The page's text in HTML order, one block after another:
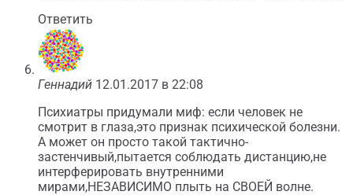
Ответить
Геннадий 12.01.2017 в 22:08
Психиатры придумали миф: если человек не
смотрит в глаза,это признак психической болезни.
А может он просто такой тактично-
застенчивый,пытается соблюдать дистанцию,не
интерферировать внутренними
мирами,НЕЗАВИСИМО плыть на СВОЕЙ волне.